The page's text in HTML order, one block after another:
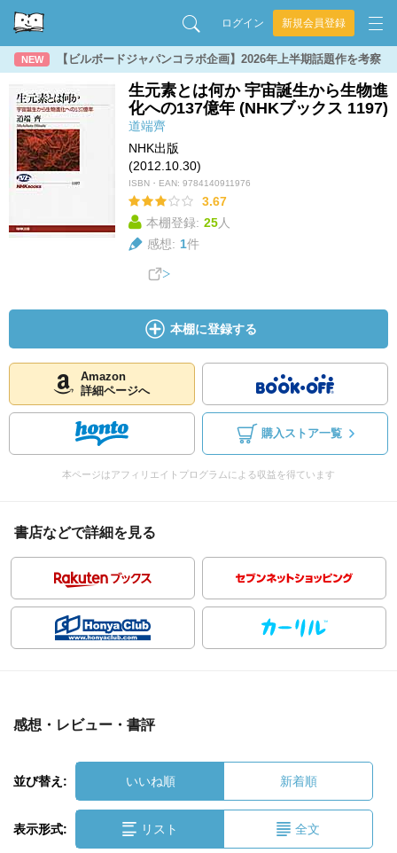
ログイン 新規会員登録
NEW 【ビルボードジャパンコラボ企画】2026年上半期話題作を考察
生元素とは何か 宇宙誕生から生物進
化への137億年 (NHKブックス 1197)
道端齊
NHK出版
(2012.10.30)
ISBN・EAN: 9784140911976
3.67
本棚登録: 25人
感想: 1件
本棚に登録する
Amazon
詳細ページへ
購入ストア一覧
本ページはアフィリエイトプログラムによる収益を得ています
書店などで詳細を見る
感想・レビュー・書評
並び替え: いいね順 新着順
表示形式: リスト 全文